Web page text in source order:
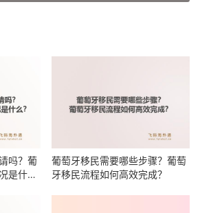
吗？葡
是什
葡萄牙移民需要哪些步骤？葡萄
牙移民流程如何高效完成？